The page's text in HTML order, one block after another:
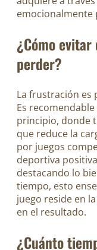
emocionalmente
¿Cómo
perder?
La frustración es
Es
principio, donde
que reduce la
por juegos
deportiva
destacando lo
tiempo, esto
juego reside en
en el resultado.
¿Cuánto